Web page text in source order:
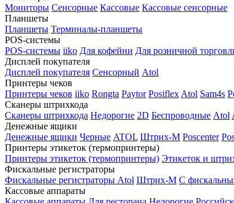
Мониторы Сенсорные Кассовые Кассовые сенсорные
Планшеты
Планшеты Терминалы-планшеты
POS-системы
POS-системы iiko Для кофейни Для розничной
Дисплей покупателя
Дисплей покупателя Сенсорный Atol
Принтеры чеков
Принтеры чеков iiko Rongta Paytor Posiflex Atol Sam4s
Сканеры штрихкода
Сканеры штрихкода Недорогие 2D Беспроводные Atol
Денежные ящики
Денежные ящики Черные ATOL Штрих-М Poscenter
Принтеры этикеток (термопринтеры)
Принтеры этикеток (термопринтеры) Этикеток и
Фискальные регистраторы
Фискальные регистраторы Atol Штрих-М С
Кассовые аппараты